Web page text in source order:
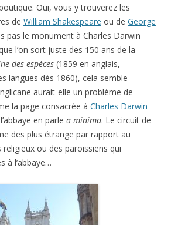
Oui, vous y trouverez les
de William Shakespeare ou de George
pas le monument à Charles Darwin
l’on sort juste des 150 ans de la
des espèces (1859 en anglais,
langues dès 1860), cela semble
aurait-elle un problème de
la page consacrée à Charles Darwin
en parle a minima. Le circuit de
des plus étrange par rapport au
ou des paroissiens qui
à l’abbaye…